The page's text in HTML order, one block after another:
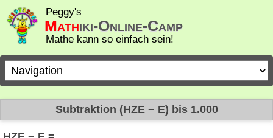
Peggy's
Mathiki-Online-Camp
Mathe kann so einfach sein!
Zielseite
Subtraktion (HZE − E) bis 1.000